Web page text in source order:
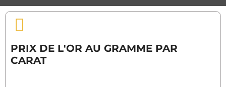
PRIX DE L'OR AU GRAMME PAR
CARAT